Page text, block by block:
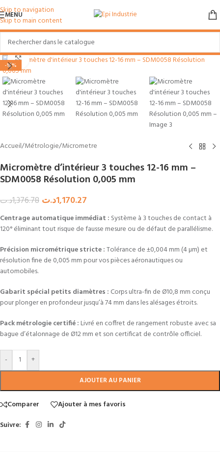
Skip to navigation
Skip to main content
MENU
-15%
Agrandir
Accueil/Métrologie/Micrometre
Micromètre d’intérieur 3 touches 12-16 mm –
SDM0058 Résolution 0,005 mm
1,376.78د.ت 1,170.27د.ت
Centrage automatique immédiat : Système à 3 touches de contact à
120° éliminant tout risque de fausse mesure ou de défaut de parallélisme.
Précision micrométrique stricte :Tolérance de ±0,004 mm (4 µm) et
résolution fine de 0,005 mm pour vos pièces aéronautiques ou
automobiles.
Gabarit spécial petits diamètres : Corps ultra-fin de Ø10,8 mm conçu
pour plonger en profondeur jusqu’à 74 mm dans les alésages étroits.
Pack métrologie certifié :Livré en coffret de rangement robuste avec sa
bague d’étalonnage de Ø12 mm et son certificat de contrôle officiel.
- +
AJOUTER AU PANIER
Comparer
Ajouter à mes favoris
Suivre: